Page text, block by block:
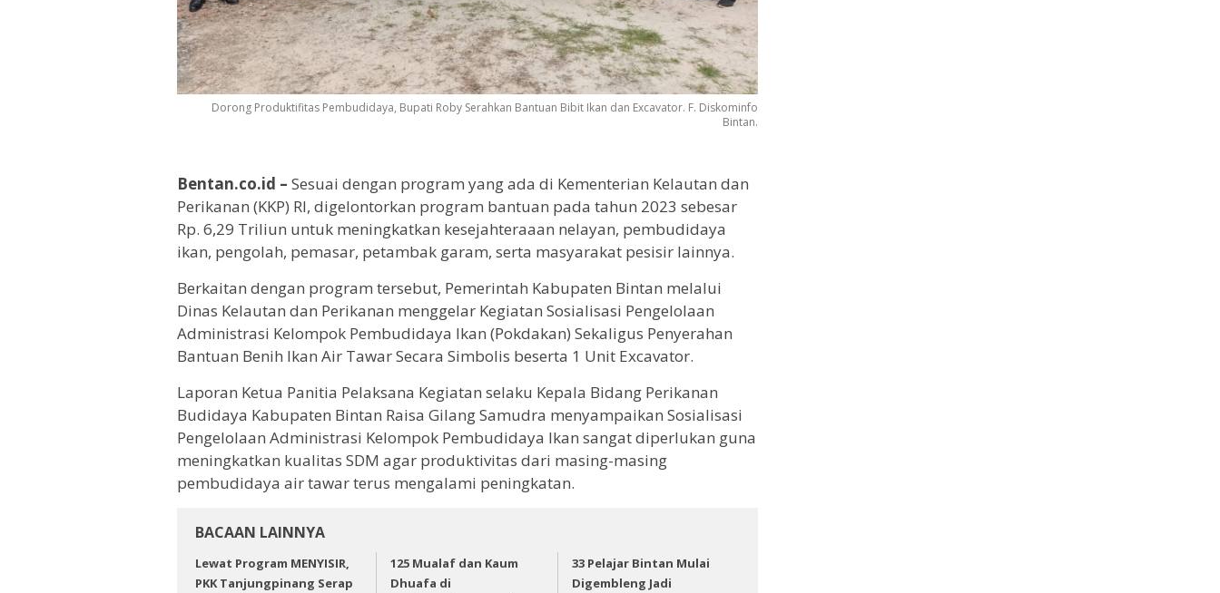
Dorong Produktifitas Pembudidaya, Bupati Roby Serahkan Bantuan Bibit Ikan dan Excavator. F. Diskominfo
Bintan.
Bentan.co.id – Sesuai dengan program yang ada di Kementerian Kelautan dan
Perikanan (KKP) RI, digelontorkan program bantuan pada tahun 2023 sebesar
Rp. 6,29 Triliun untuk meningkatkan kesejahteraaan nelayan, pembudidaya
ikan, pengolah, pemasar, petambak garam, serta masyarakat pesisir lainnya.
Berkaitan dengan program tersebut, Pemerintah Kabupaten Bintan melalui
Dinas Kelautan dan Perikanan menggelar Kegiatan Sosialisasi Pengelolaan
Administrasi Kelompok Pembudidaya Ikan (Pokdakan) Sekaligus Penyerahan
Bantuan Benih Ikan Air Tawar Secara Simbolis beserta 1 Unit Excavator.
Laporan Ketua Panitia Pelaksana Kegiatan selaku Kepala Bidang Perikanan
Budidaya Kabupaten Bintan Raisa Gilang Samudra menyampaikan Sosialisasi
Pengelolaan Administrasi Kelompok Pembudidaya Ikan sangat diperlukan guna
meningkatkan kualitas SDM agar produktivitas dari masing-masing
pembudidaya air tawar terus mengalami peningkatan.
BACAAN LAINNYA
Lewat Program MENYISIR,
PKK Tanjungpinang Serap
125 Mualaf dan Kaum
Dhuafa di
33 Pelajar Bintan Mulai
Digembleng Jadi